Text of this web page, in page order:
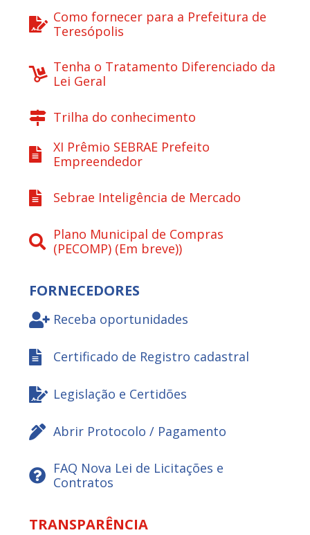
Como fornecer para a Prefeitura de
Teresópolis
Tenha o Tratamento Diferenciado da
Lei Geral
Trilha do conhecimento
XI Prêmio SEBRAE Prefeito
Empreendedor
Sebrae Inteligência de Mercado
Plano Municipal de Compras
(PECOMP) (Em breve))
FORNECEDORES
Receba oportunidades
Certificado de Registro cadastral
Legislação e Certidões
Abrir Protocolo / Pagamento
FAQ Nova Lei de Licitações e
Contratos
TRANSPARÊNCIA